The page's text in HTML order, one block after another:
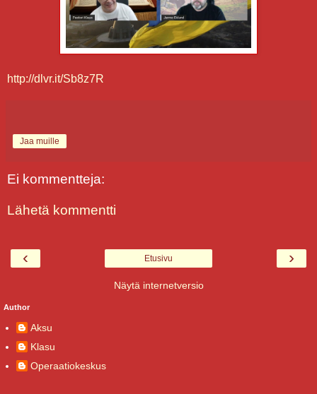
http://dlvr.it/Sb8z7R
Jaa muille
Ei kommentteja:
Lähetä kommentti
‹ ›
Etusivu
Näytä internetversio
Author
Aksu
Klasu
Operaatiokeskus